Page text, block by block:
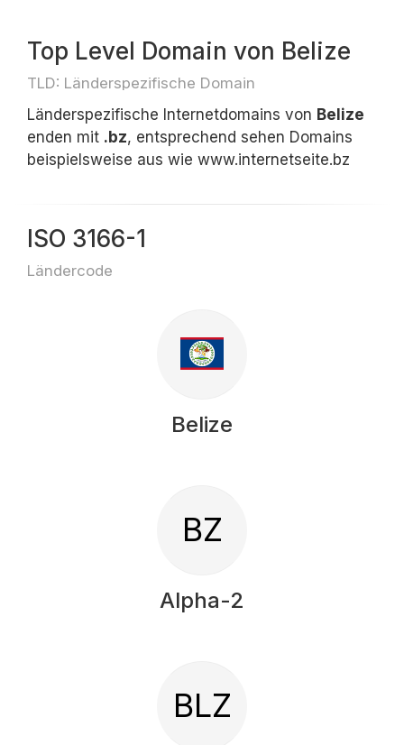
Top Level Domain von Belize
TLD: Länderspezifische Domain
Länderspezifische Internetdomains von Belize
enden mit .bz, entsprechend sehen Domains
beispielsweise aus wie www.internetseite.bz
ISO 3166-1
Ländercode
Belize
BZ
Alpha-2
BLZ